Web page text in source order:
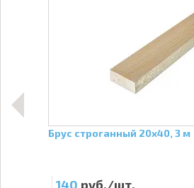
Брус строганный 20х40, 3 м
140 руб./шт.